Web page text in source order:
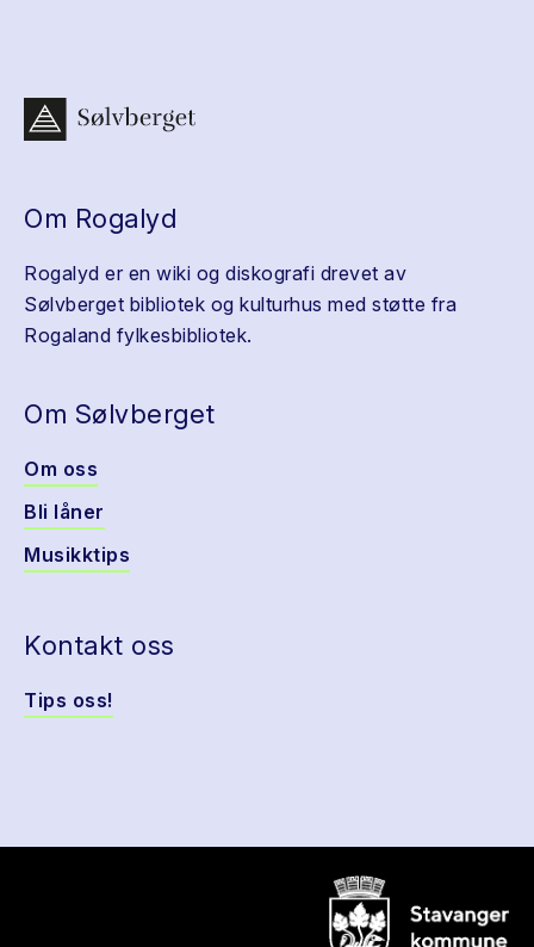
Om Rogalyd
Rogalyd er en wiki og diskografi drevet av
Sølvberget bibliotek og kulturhus med støtte fra
Rogaland fylkesbibliotek.
Om Sølvberget
Om oss
Bli låner
Musikktips
Kontakt oss
Tips oss!